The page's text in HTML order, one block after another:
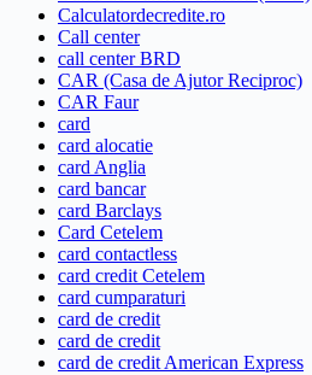
Calculatordecredite.ro
Call center
call center BRD
CAR (Casa de Ajutor Reciproc)
CAR Faur
card
card alocatie
card Anglia
card bancar
card Barclays
Card Cetelem
card contactless
card credit Cetelem
card cumparaturi
card de credit
card de credit
card de credit American Express